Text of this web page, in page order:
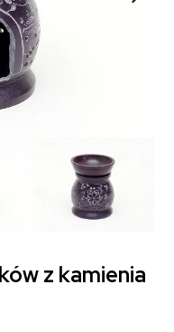
z kamienia